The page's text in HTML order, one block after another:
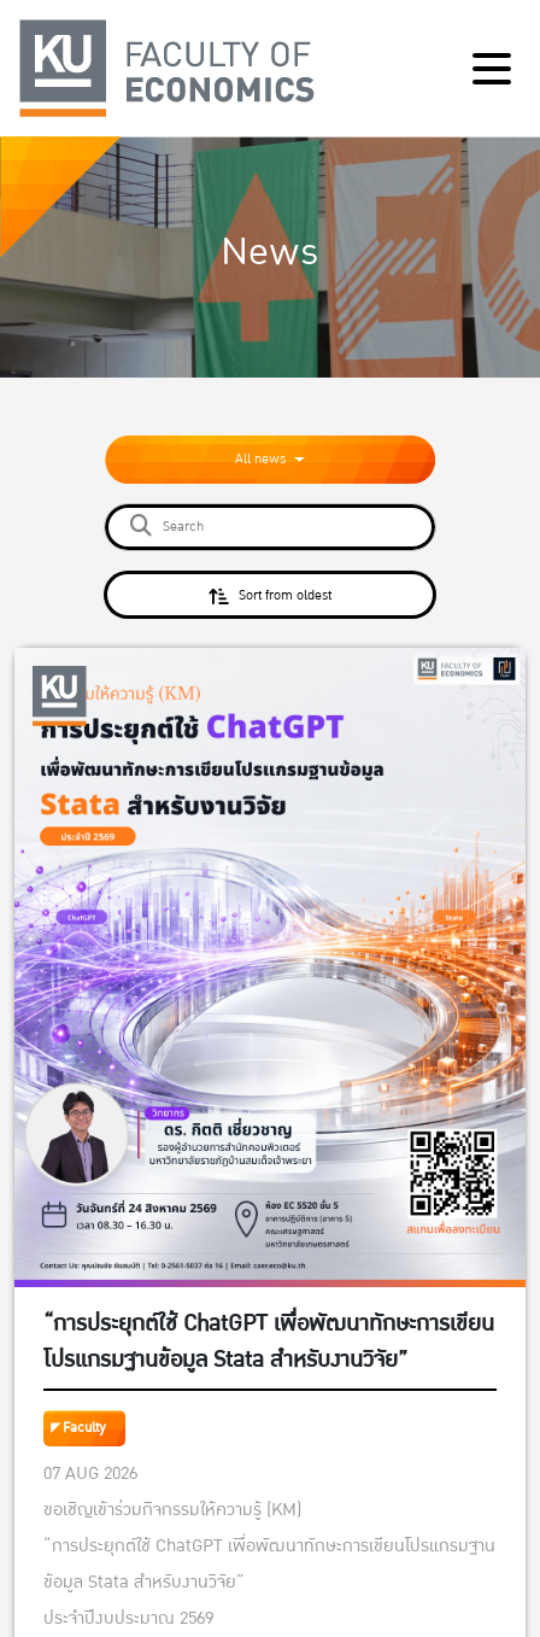
News
All news
Sort from oldest
“การประยุกต์ใช้ ChatGPT เพื่อพัฒนาทักษะการเขียน
โปรแกรมฐานข้อมูล Stata สำหรับงานวิจัย”
Faculty
07 AUG 2026
ขอเชิญเข้าร่วมกิจกรรมให้ความรู้ (KM)
“การประยุกต์ใช้ ChatGPT เพื่อพัฒนาทักษะการเขียนโปรแกรมฐาน
ข้อมูล Stata สำหรับงานวิจัย”
ประจำปีงบประมาณ 2569